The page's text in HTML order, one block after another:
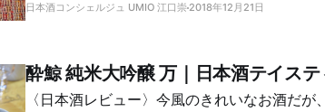
日本酒コンシェルジュ UMIO 江口崇 2018年12月21日
酔鯨 純米大吟醸 万｜日本酒テイステ
〈日本酒レビュー〉今風のきれいなお酒だ